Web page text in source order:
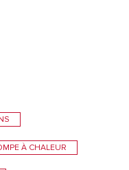
À CHALEUR